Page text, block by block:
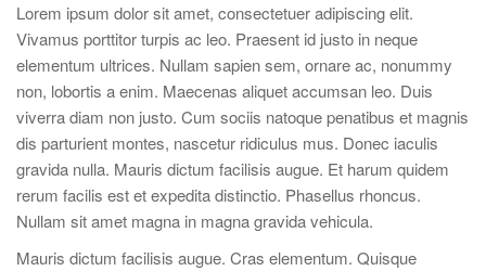
Lorem ipsum dolor sit amet, consectetuer adipiscing elit.
Vivamus porttitor turpis ac leo. Praesent id justo in neque
elementum ultrices. Nullam sapien sem, ornare ac, nonummy
non, lobortis a enim. Maecenas aliquet accumsan leo. Duis
viverra diam non justo. Cum sociis natoque penatibus et magnis
dis parturient montes, nascetur ridiculus mus. Donec iaculis
gravida nulla. Mauris dictum facilisis augue. Et harum quidem
rerum facilis est et expedita distinctio. Phasellus rhoncus.
Nullam sit amet magna in magna gravida vehicula.
Mauris dictum facilisis augue. Cras elementum. Quisque